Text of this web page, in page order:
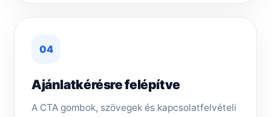
04
Ajánlatkérésre felépítve
A CTA gombok, szövegek és kapcsolatfelvételi